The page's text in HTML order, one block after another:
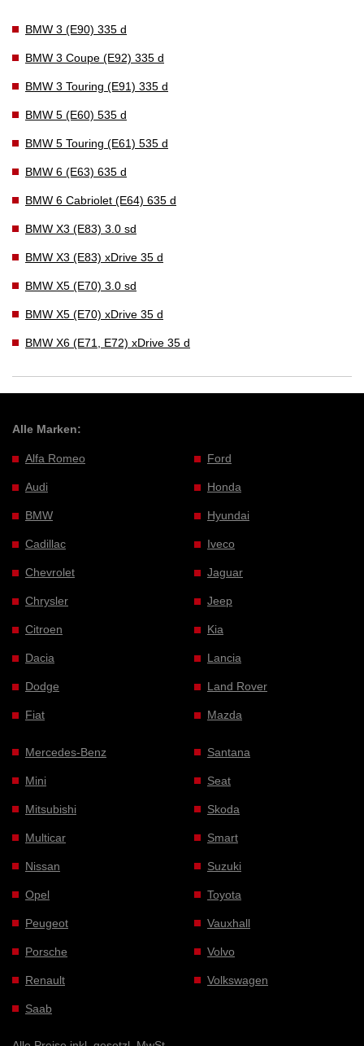
BMW 3 (E90) 335 d
BMW 3 Coupe (E92) 335 d
BMW 3 Touring (E91) 335 d
BMW 5 (E60) 535 d
BMW 5 Touring (E61) 535 d
BMW 6 (E63) 635 d
BMW 6 Cabriolet (E64) 635 d
BMW X3 (E83) 3.0 sd
BMW X3 (E83) xDrive 35 d
BMW X5 (E70) 3.0 sd
BMW X5 (E70) xDrive 35 d
BMW X6 (E71, E72) xDrive 35 d
Alle Marken:
Alfa Romeo
Audi
BMW
Cadillac
Chevrolet
Chrysler
Citroen
Dacia
Dodge
Fiat
Ford
Honda
Hyundai
Iveco
Jaguar
Jeep
Kia
Lancia
Land Rover
Mazda
Mercedes-Benz
Mini
Mitsubishi
Multicar
Nissan
Opel
Peugeot
Porsche
Renault
Saab
Santana
Seat
Skoda
Smart
Suzuki
Toyota
Vauxhall
Volvo
Volkswagen